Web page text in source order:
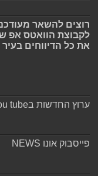
רוצים להשאר
לקבוצת הוואטס אפ
את כל הדיווחים
ערוץ החדשות בyou tube
פייסבוק אונו NEWS